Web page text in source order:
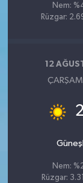
Nem:
Rüzgar:
12
Nem:
Rüzgar: